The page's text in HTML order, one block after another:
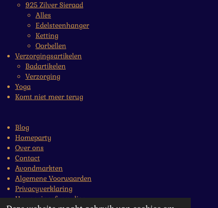
925 Zilver Sieraad
Alles
Edelsteenhanger
Ketting
Oorbellen
Verzorgingsartikelen
Badartikelen
Verzorging
Yoga
Komt niet meer terug
Blog
Homeparty
Over ons
Contact
Avondmarkten
Algemene Voorwaarden
Privacyverklaring
Herroepingsformulier